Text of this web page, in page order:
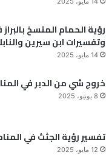
رؤية الحمام المتسخ
وتفسيرات ابن سيرين
14 مايو، 2025
خروج شي من الدبر في
8 يونيو، 2025
تفسير رؤية الجثث في
12 مايو، 2025